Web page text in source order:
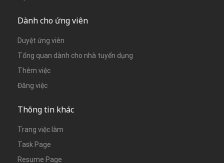
Dành cho ứng viên
Duyệt ứng viên
Tổng quan dành cho nhà tuyển dụng
Thêm việc
Đăng việc
Thông tin khác
Trang việc làm
Task Page
Resume Page